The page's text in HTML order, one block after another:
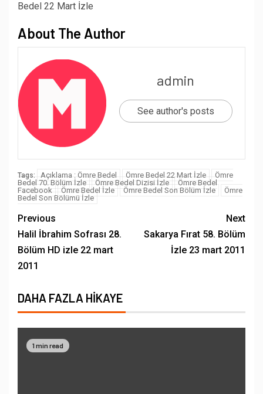
Bedel 22 Mart İzle
About The Author
admin
See author's posts
Tags: Açıklama : Ömre Bedel Ömre Bedel 22 Mart İzle
Ömre
Bedel 70. Bölüm İzle
Ömre Bedel Dizisi İzle
Ömre Bedel
Facebook
Ömre Bedel İzle Ömre Bedel Son Bölüm İzle
Ömre
Bedel Son Bölümü İzle
Previous
Halil İbrahim Sofrası 28.
Bölüm HD izle 22 mart
2011
Next
Sakarya Fırat 58. Bölüm
İzle 23 mart 2011
DAHA FAZLA HIKAYE
1 min read